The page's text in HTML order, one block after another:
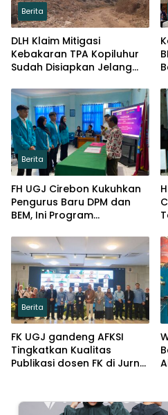
Berita
DLH Klaim Mitigasi
Kebakaran TPA Kopiluhur
Sudah Disiapkan Jelang
Berita
FH UGJ Cirebon Kukuhkan
Pengurus Baru DPM dan
BEM, Ini Program
Berita
FK UGJ gandeng AFKSI
Tingkatkan Kualitas
Publikasi dosen FK di Jurnal